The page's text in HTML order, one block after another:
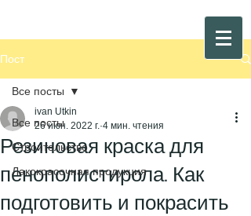
Пост
Все посты
Строительство
Лакокрасочная продукция
Все посты
Резиновая краска для
пенополистирола. Как
подготовить и покрасить
ivan Utkin
26 июн. 2022 г. 4 мин. чтения